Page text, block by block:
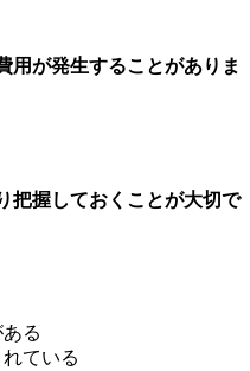
用が発生することがありま
把握しておくことが大切で
る
ている